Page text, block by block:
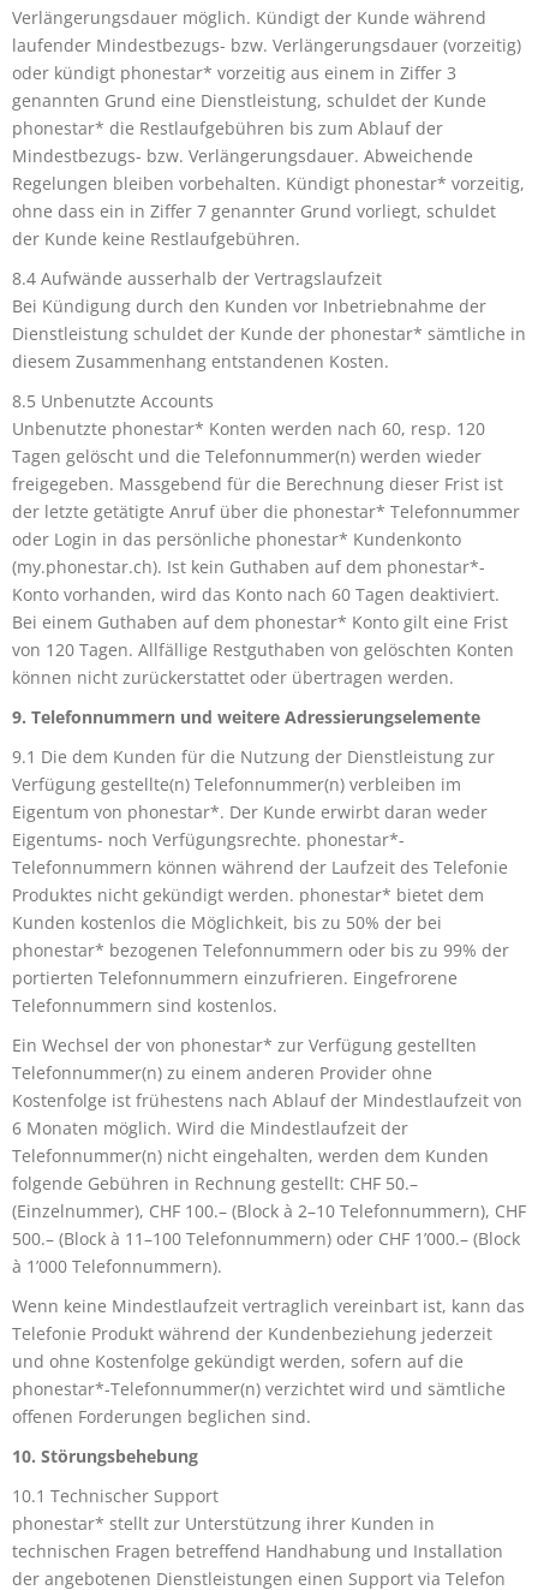
Verlängerungsdauer möglich. Kündigt der Kunde während
laufender Mindestbezugs- bzw. Verlängerungsdauer (vorzeitig)
oder kündigt phonestar* vorzeitig aus einem in Ziffer 3
genannten Grund eine Dienstleistung, schuldet der Kunde
phonestar* die Restlaufgebühren bis zum Ablauf der
Mindestbezugs- bzw. Verlängerungsdauer. Abweichende
Regelungen bleiben vorbehalten. Kündigt phonestar* vorzeitig,
ohne dass ein in Ziffer 7 genannter Grund vorliegt, schuldet
der Kunde keine Restlaufgebühren.
8.4 Aufwände ausserhalb der Vertragslaufzeit
Bei Kündigung durch den Kunden vor Inbetriebnahme der
Dienstleistung schuldet der Kunde der phonestar* sämtliche in
diesem Zusammenhang entstandenen Kosten.
8.5 Unbenutzte Accounts
Unbenutzte phonestar* Konten werden nach 60, resp. 120
Tagen gelöscht und die Telefonnummer(n) werden wieder
freigegeben. Massgebend für die Berechnung dieser Frist ist
der letzte getätigte Anruf über die phonestar* Telefonnummer
oder Login in das persönliche phonestar* Kundenkonto
(my.phonestar.ch). Ist kein Guthaben auf dem phonestar*-
Konto vorhanden, wird das Konto nach 60 Tagen deaktiviert.
Bei einem Guthaben auf dem phonestar* Konto gilt eine Frist
von 120 Tagen. Allfällige Restguthaben von gelöschten Konten
können nicht zurückerstattet oder übertragen werden.
9. Telefonnummern und weitere Adressierungselemente
9.1 Die dem Kunden für die Nutzung der Dienstleistung zur
Verfügung gestellte(n) Telefonnummer(n) verbleiben im
Eigentum von phonestar*. Der Kunde erwirbt daran weder
Eigentums- noch Verfügungsrechte. phonestar*-
Telefonnummern können während der Laufzeit des Telefonie
Produktes nicht gekündigt werden. phonestar* bietet dem
Kunden kostenlos die Möglichkeit, bis zu 50% der bei
phonestar* bezogenen Telefonnummern oder bis zu 99% der
portierten Telefonnummern einzufrieren. Eingefrorene
Telefonnummern sind kostenlos.
Ein Wechsel der von phonestar* zur Verfügung gestellten
Telefonnummer(n) zu einem anderen Provider ohne
Kostenfolge ist frühestens nach Ablauf der Mindestlaufzeit von
6 Monaten möglich. Wird die Mindestlaufzeit der
Telefonnummer(n) nicht eingehalten, werden dem Kunden
folgende Gebühren in Rechnung gestellt: CHF 50.–
(Einzelnummer), CHF 100.– (Block à 2–10 Telefonnummern), CHF
500.– (Block à 11–100 Telefonnummern) oder CHF 1’000.– (Block
à 1’000 Telefonnummern).
Wenn keine Mindestlaufzeit vertraglich vereinbart ist, kann das
Telefonie Produkt während der Kundenbeziehung jederzeit
und ohne Kostenfolge gekündigt werden, sofern auf die
phonestar*-Telefonnummer(n) verzichtet wird und sämtliche
offenen Forderungen beglichen sind.
10. Störungsbehebung
10.1 Technischer Support
phonestar* stellt zur Unterstützung ihrer Kunden in
technischen Fragen betreffend Handhabung und Installation
der angebotenen Dienstleistungen einen Support via Telefon